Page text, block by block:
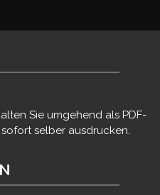
Sie umgehend als PDF-
selber ausdrucken.